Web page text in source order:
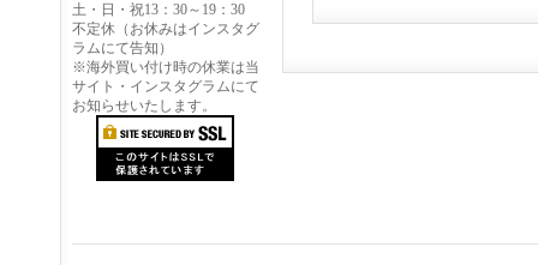
土・日・祝13：30～19：30
不定休（お休みはインスタグ
ラムにて告知）
※海外買い付け時の休業は当
サイト・インスタグラムにて
お知らせいたします。